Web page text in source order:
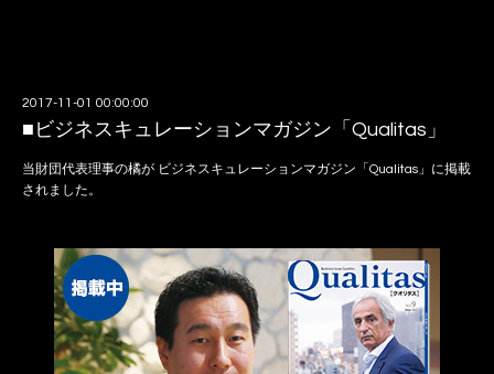
2017-11-01 00:00:00
■ビジネスキュレーションマガジン「Qualitas」
当財団代表理事の橘が ビジネスキュレーションマガジン「Qualitas」に掲載
されました。